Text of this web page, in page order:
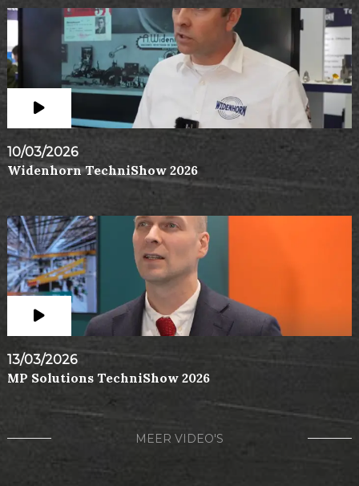
10/03/2026
Widenhorn TechniShow 2026
13/03/2026
MP Solutions TechniShow 2026
MEER VIDEO'S